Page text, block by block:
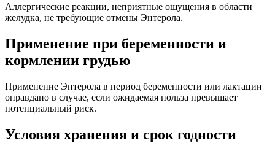
Аллергические реакции, неприятные ощущения в области
желудка, не требующие отмены Энтерола.
Применение при беременности и
кормлении грудью
Применение Энтерола в период беременности или лактации
оправдано в случае, если ожидаемая польза превышает
потенциальный риск.
Условия хранения и срок годности